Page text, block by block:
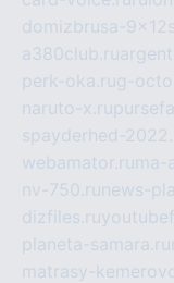
domizbrusa-
a380club.ru
perk-oka.rug-
naruto-x.ru
spayderhed-
webamator.ru
nv-750.ru news-
dizfiles.ru
planeta-samara.ru
matrasy-